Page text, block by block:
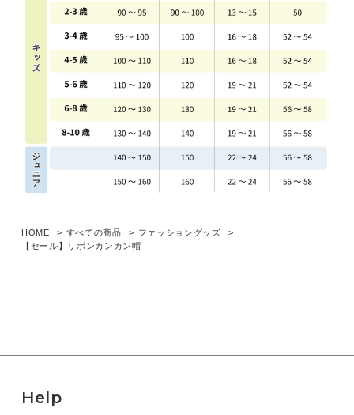
HOME すべての商品
ファッショングッズ
【セール】リボンカンカン帽
Help